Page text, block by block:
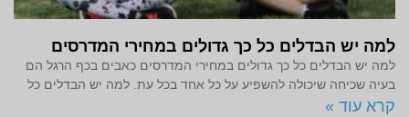
למה יש הבדלים כל כך גדולים במחירי המדרסים
למה יש הבדלים כל כך גדולים במחירי המדרסים כאבים בכף הרגל הם
בעיה שכיחה שיכולה להשפיע על כל אחד בכל עת. למה יש הבדלים כל
קרא עוד »